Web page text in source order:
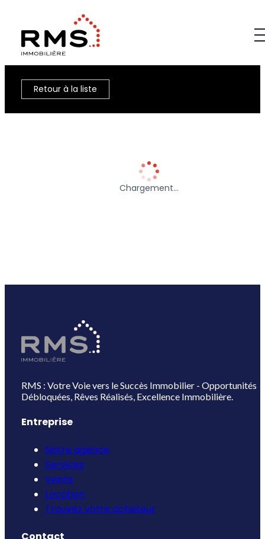
Retour à la liste
Chargement…
RMS : Votre Voie vers le Succès Immobilier - Opportunités
Débloquées, Rêves Réalisés, Excellence Immobilière.
Entreprise
Notre agence
Services
Vente
Location
Trouvez votre acheteur